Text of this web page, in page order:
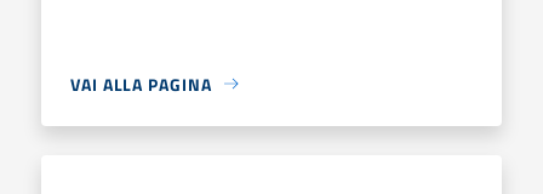
VAI ALLA PAGINA